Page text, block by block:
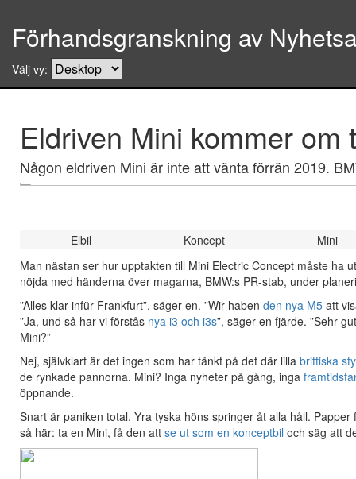
Förhandsgranskning av
Välj vy:
Eldriven Mini kommer om
Någon eldriven Mini är inte att vänta förrän 2019.
Elbil Koncept
Mini
Man nästan ser hur upptakten till Mini Electric Concept måste ha
nöjda med händerna över magarna, BMW:s PR-stab, under
”Alles klar infür Frankfurt”, säger en. ”Wir haben den nya M5 att
”Ja, und så har vi förstås nya i3 och i3s”, säger en fjärde. ”Sehr
Mini?”
Nej, självklart är det ingen som har tänkt på det där lilla brittiska
de rynkade pannorna. Mini? Inga nyheter på gång, inga
öppnande.
Snart är paniken total. Yra tyska höns springer åt alla håll.
så här: ta en Mini, få den att se ut som en konceptbil och säg att